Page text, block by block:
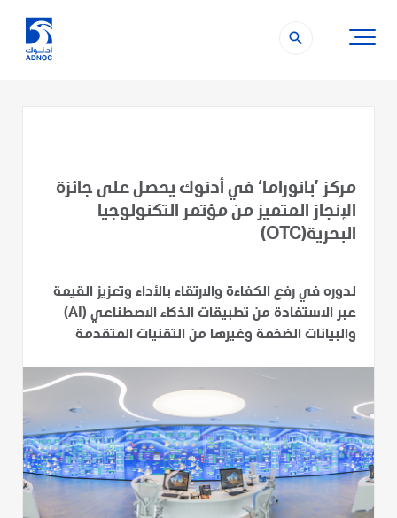
search
مركز ’بانوراما‘ في أدنوك يحصل على جائزة
الإنجاز المتميز من مؤتمر التكنولوجيا
البحرية(OTC)
لدوره في رفع الكفاءة والارتقاء بالأداء وتعزيز القيمة
عبر الاستفادة من تطبيقات الذكاء الاصطناعي (AI)
والبيانات الضخمة وغيرها من التقنيات المتقدمة